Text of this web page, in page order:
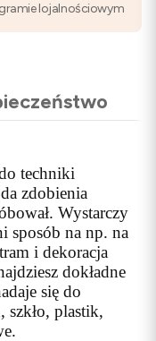
lojalnościowym
techniki
zdobienia
Wystarczy
sposób na np. na
i dekoracja
dokładne
się do
szkło, plastik,